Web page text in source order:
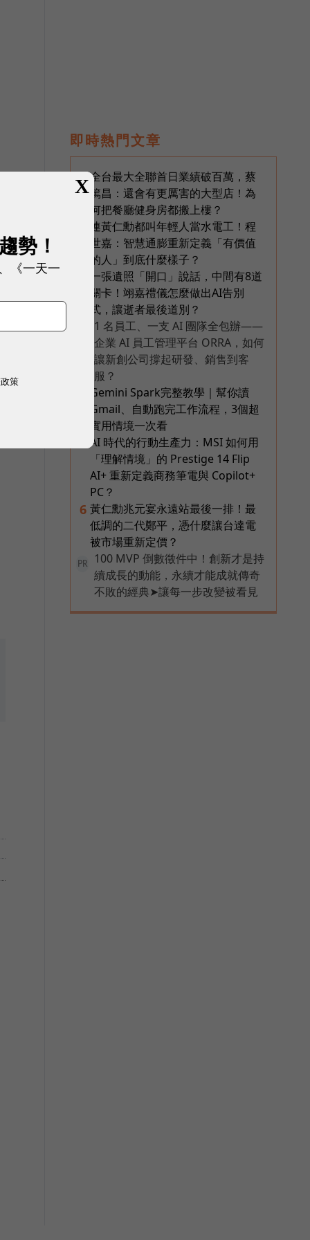
即時熱門文章
1 全台最大全聯首日業績破百萬，蔡
篤昌：還會有更厲害的大型店！為
何把餐廳健身房都搬上樓？
連黃仁勳都叫年輕人當水電工！程
世嘉：智慧通膨重新定義「有價值
的人」到底什麼樣子？
一張遺照「開口」說話，中間有8道
關卡！翊嘉禮儀怎麼做出AI告別
式，讓逝者最後道別？
1 名員工、一支 AI 團隊全包辦——
企業 AI 員工管理平台 ORRA，如何
讓新創公司撐起研發、銷售到客
服？
Gemini Spark完整教學｜幫你讀
Gmail、自動跑完工作流程，3個超
實用情境一次看
AI 時代的行動生產力：MSI 如何用
「理解情境」的 Prestige 14 Flip
AI+ 重新定義商務筆電與 Copilot+
PC？
6 黃仁勳兆元宴永遠站最後一排！最
低調的二代鄭平，憑什麼讓台達電
被市場重新定價？
PR
100 MVP 倒數徵件中！創新才是持
續成長的動能，永續才能成就傳奇
不敗的經典➤讓每一步改變被看見
X
勢！
《一天一
策